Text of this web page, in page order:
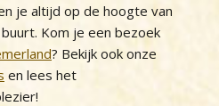
je altijd op de hoogte van
Kom je een bezoek
? Bekijk ook onze
en lees het